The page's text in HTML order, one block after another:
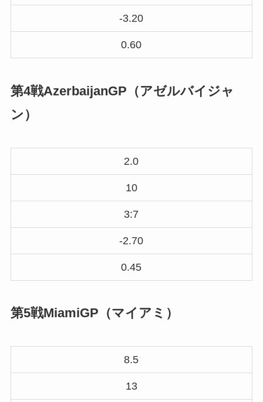
-3.20
0.60
第4戦AzerbaijanGP（アゼルバイジャ
ン）
2.0
10
3:7
-2.70
0.45
第5戦MiamiGP（マイアミ）
8.5
13